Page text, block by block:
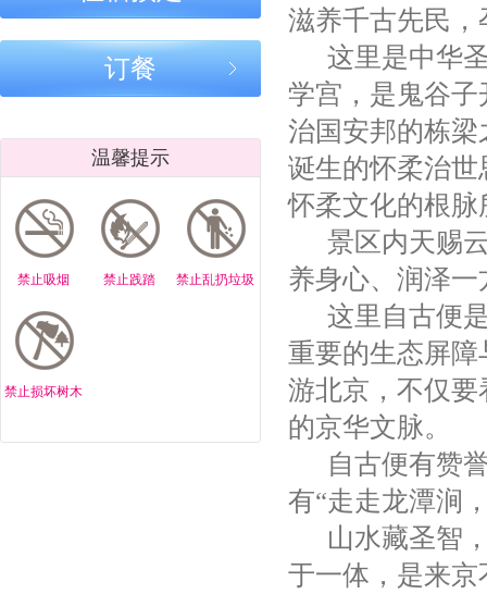
意义
北京云梦仙境
｜传承鬼谷正
道，弘扬中华
鬼谷子
鬼谷庐
怀柔云梦仙境
杯获奖诗联选
家长越焦虑
孩子越难教
鬼谷子一句
点破育儿病
云梦仙境鬼
正道育儿
北京云梦仙境
｜鬼谷正道育
儿：欲多则心
散 心安孩子自
北京云梦仙境/
鬼谷育儿正
道：作业拖拉
不用吼，按规
律就管用
北京云梦仙
鬼谷子正道
儿：孩子上
走神，根在
气不专”
北京云梦仙境/
鬼谷子正道育
儿:孩子叛逆是
你没打开 “心
门”
北京云梦仙境/
鬼谷正道育儿:
孩子怕失败，
是你没顺他“心
气”
北京云梦仙
鬼谷子正道
儿：家长越
叨，孩子越
听
鬼谷子正道育
北京云梦仙境/
鬼谷子正道育
儿:教孩子做
人，先教“分
寸”
云梦寻踪・
江问道
化与乌江寨
源考察记
订餐
温馨提示
禁止吸烟 禁止践踏 禁止乱扔垃圾
禁止损坏树木
滋养千古先民
这里是中华圣
学宫，是鬼谷
治国安邦的栋
诞生的怀柔治
怀柔文化的根脉
景区内天赐云
养身心、润泽
这里自古便是
重要的生态屏
游北京，不仅
的京华文脉。
自古便有赞誉
有“走走龙潭涧
山水藏圣智，
于一体，是来